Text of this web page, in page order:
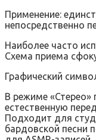
Применение:
непосредственно
Наиболее часто
Схема приема
Графический
В режиме
естественную
Подходит для
бардовской песни